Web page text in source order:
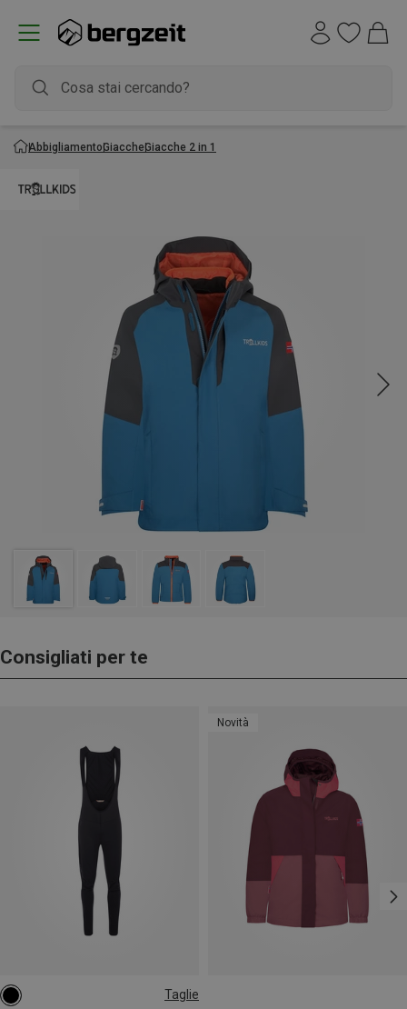
AbbigliamentoGiaccheGiacche 2 in 1
Consigliati per te
Taglie
S
Novità